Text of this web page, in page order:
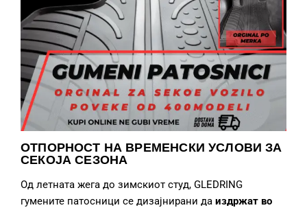
ОТПОРНОСТ НА ВРЕМЕНСКИ УСЛОВИ ЗА
СЕКОЈА СЕЗОНА
Од летната жега до зимскиот студ, GLEDRING
гумените патосници се дизајнирани да издржат во